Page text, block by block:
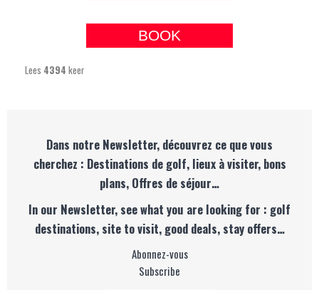
BOOK
Lees 4394 keer
Dans notre Newsletter, découvrez ce que vous
cherchez : Destinations de golf, lieux à visiter, bons
plans, Offres de séjour…
In our Newsletter, see what you are looking for : golf
destinations, site to visit, good deals, stay offers…
Abonnez-vous
Subscribe